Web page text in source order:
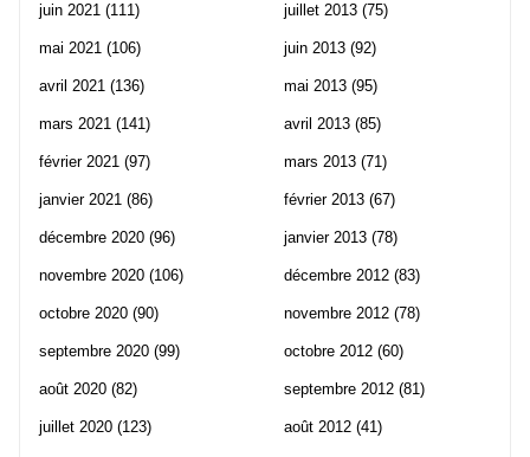
juin 2021 (111)
mai 2021 (106)
avril 2021 (136)
mars 2021 (141)
février 2021 (97)
janvier 2021 (86)
décembre 2020 (96)
novembre 2020 (106)
octobre 2020 (90)
septembre 2020 (99)
août 2020 (82)
juillet 2020 (123)
juillet 2013 (75)
juin 2013 (92)
mai 2013 (95)
avril 2013 (85)
mars 2013 (71)
février 2013 (67)
janvier 2013 (78)
décembre 2012 (83)
novembre 2012 (78)
octobre 2012 (60)
septembre 2012 (81)
août 2012 (41)